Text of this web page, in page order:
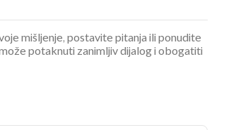
mišljenje, postavite pitanja ili ponudite
potaknuti zanimljiv dijalog i obogatiti